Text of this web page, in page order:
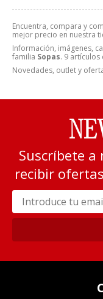
Encuentra, compara y
mejor precio en nuestra
Información, imágenes,
familia Sopas. 9
Novedades, outlet y
Suscríbete
recibir